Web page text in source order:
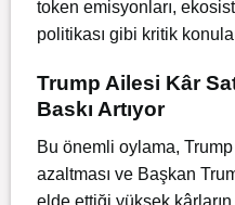
token emisyonları,
politikası gibi kritik
Trump Ailesi Kâr
Baskı Artıyor
Bu önemli oylama,
azaltması ve Başkan
elde ettiği yüksek kârların